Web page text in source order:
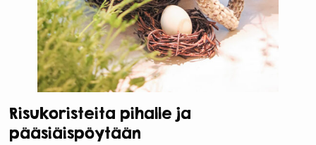
Risukoristeita pihalle ja
pääsiäispöytään